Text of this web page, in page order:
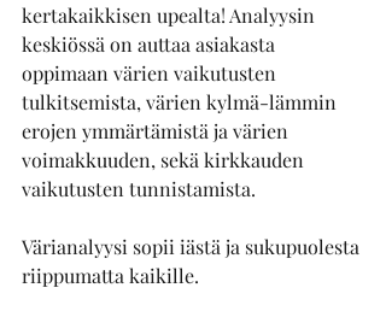
kertakaikkisen upealta! Analyysin
keskiössä on auttaa asiakasta
oppimaan värien vaikutusten
tulkitsemista, värien kylmä-lämmin
erojen ymmärtämistä ja värien
voimakkuuden, sekä kirkkauden
vaikutusten tunnistamista.
Värianalyysi sopii iästä ja sukupuolesta
riippumatta kaikille.